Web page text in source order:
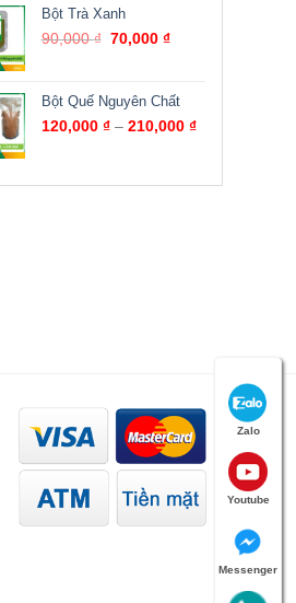
Bột Trà Xanh
90,000₫ 70,000 ₫
Bột Quế Nguyên Chất
120,000 ₫– 210,000 ₫
Zalo
Youtube
Messenger